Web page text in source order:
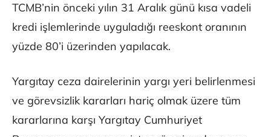
TCMB’nin önceki yılın 31 Aralık günü kısa vadeli
kredi işlemlerinde uyguladığı reeskont oranının
yüzde 80’i üzerinden yapılacak.
Yargıtay ceza dairelerinin yargı yeri belirlenmesi
ve görevsizlik kararları hariç olmak üzere tüm
kararlarına karşı Yargıtay Cumhuriyet